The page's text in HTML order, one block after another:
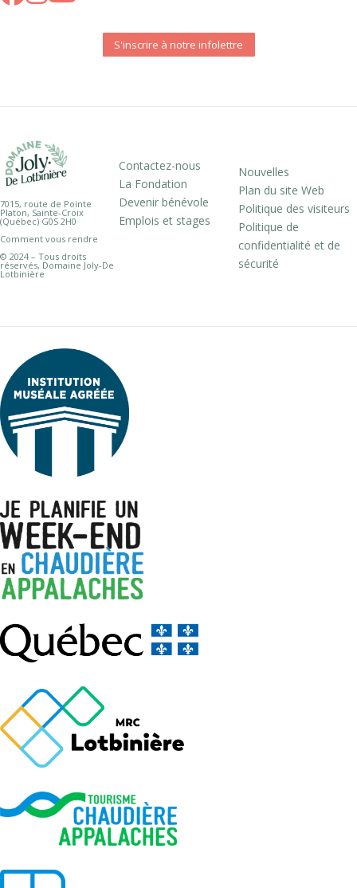
S'inscrire à notre infolettre
7015, route de Pointe
Platon, Sainte-Croix
(Québec) G0S 2H0
Comment vous rendre
© 2024 – Tous droits
réservés, Domaine Joly-De
Lotbinière
Contactez-nous
La Fondation
Devenir bénévole
Emplois et stages
Nouvelles
Plan du site Web
Politique des visiteurs
Politique de
confidentialité et de
sécurité